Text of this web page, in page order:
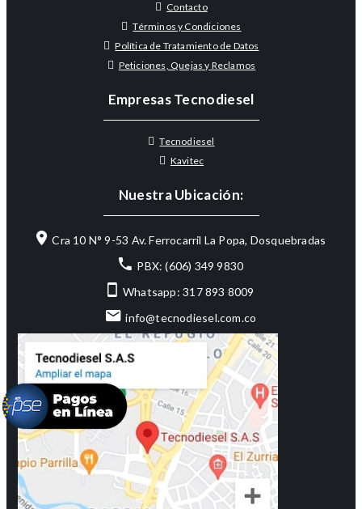
Contacto
Términos y Condiciones
Política de Tratamiento de Datos
Peticiones, Quejas y Reclamos
Empresas Tecnodiesel
Tecnodiesel
Kavitec
Nuestra Ubicación:
Cra 10 N° 9-53 Av. Ferrocarril La Popa, Dosquebradas
PBX: (606) 349 9830
Whatsapp: 317 893 8009
info@tecnodiesel.com.co